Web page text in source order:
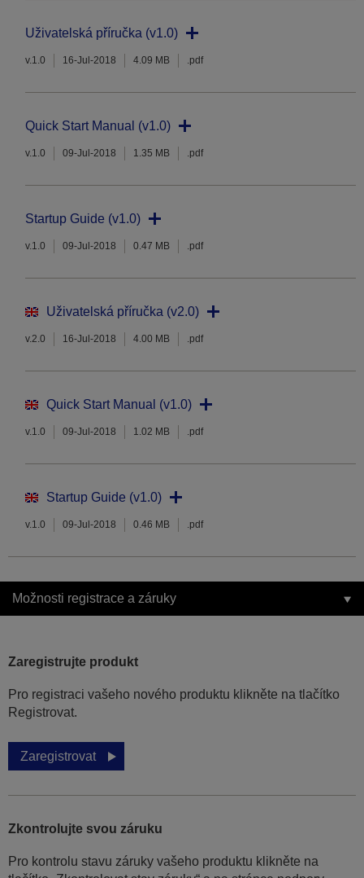
Uživatelská příručka (v1.0)
v.1.0 16-Jul-2018 4.09 MB .pdf
Quick Start Manual (v1.0)
v.1.0 09-Jul-2018 1.35 MB .pdf
Startup Guide (v1.0)
v.1.0 09-Jul-2018 0.47 MB .pdf
Uživatelská příručka (v2.0)
v.2.0 16-Jul-2018 4.00 MB .pdf
Quick Start Manual (v1.0)
v.1.0 09-Jul-2018 1.02 MB .pdf
Startup Guide (v1.0)
v.1.0 09-Jul-2018 0.46 MB .pdf
Možnosti registrace a záruky
Zaregistrujte produkt
Pro registraci vašeho nového produktu klikněte na tlačítko
Registrovat.
Zaregistrovat
Zkontrolujte svou záruku
Pro kontrolu stavu záruky vašeho produktu klikněte na